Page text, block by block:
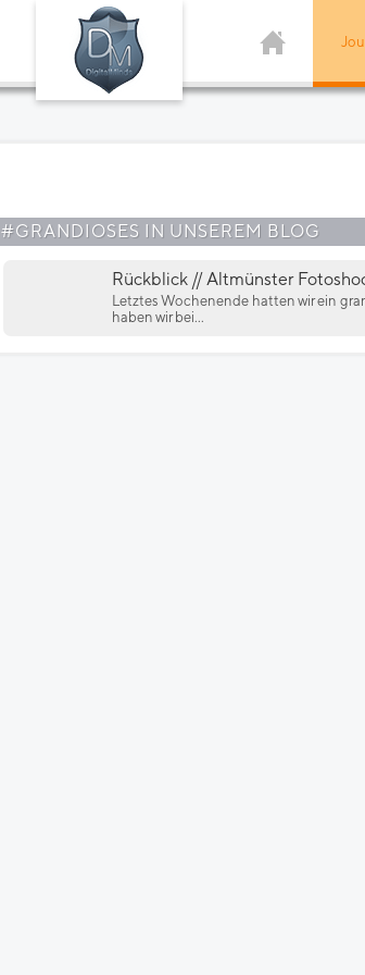
#GRANDIOSES IN UNSEREM BLOG
Rückblick // Altmünster
Letztes Wochenende hatten wir ein
haben wir bei...